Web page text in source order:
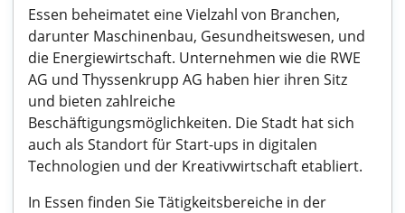
Essen beheimatet eine Vielzahl von Branchen,
darunter Maschinenbau, Gesundheitswesen, und
die Energiewirtschaft. Unternehmen wie die RWE
AG und Thyssenkrupp AG haben hier ihren Sitz
und bieten zahlreiche
Beschäftigungsmöglichkeiten. Die Stadt hat sich
auch als Standort für Start-ups in digitalen
Technologien und der Kreativwirtschaft etabliert.
In Essen finden Sie Tätigkeitsbereiche in der